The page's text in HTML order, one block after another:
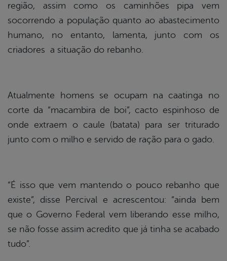
região, assim como os caminhões pipa vem
socorrendo a população quanto ao abastecimento
humano, no entanto, lamenta, junto com os
criadores a situação do rebanho.
Atualmente homens se ocupam na caatinga no
corte da “macambira de boi”, cacto espinhoso de
onde extraem o caule (batata) para ser triturado
junto com o milho e servido de ração para o gado.
“É isso que vem mantendo o pouco rebanho que
existe”, disse Percival e acrescentou: “ainda bem
que o Governo Federal vem liberando esse milho,
se não fosse assim acredito que já tinha se acabado
tudo”.